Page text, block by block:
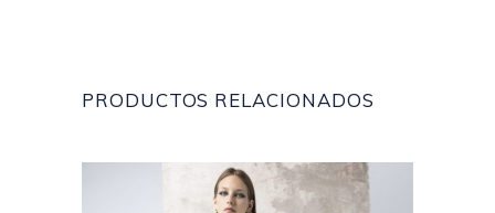
PRODUCTOS RELACIONADOS